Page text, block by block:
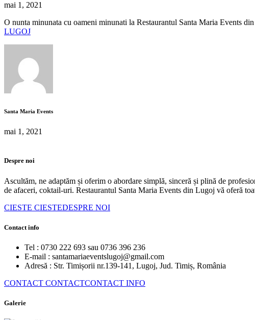
mai 1, 2021
O nunta minunata cu oameni minunati la Restaurantul Santa Maria Events
LUGOJ
Santa Maria Events
mai 1, 2021
Despre noi
Ascultăm, ne adaptăm și oferim o abordare simplă, sinceră și plină de
de afaceri, coktail-uri. Restaurantul Santa Maria Events din Lugoj vă oferă
CIESTE CIESTEDESPRE NOI
Contact info
Tel : 0730 222 693 sau 0736 396 236
E-mail : santamariaeventslugoj@gmail.com
Adresă : Str. Timișorii nr.139-141, Lugoj, Jud. Timiș, România
CONTACT CONTACTCONTACT INFO
Galerie